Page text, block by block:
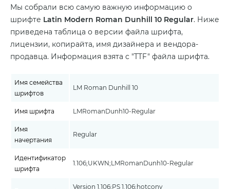
Мы собрали всю самую важную информацию о
шрифте Latin Modern Roman Dunhill 10 Regular. Ниже
приведена таблица о версии файла шрифта,
лицензии, копирайта, имя дизайнера и вендора-
продавца. Информация взята с "TTF" файла шрифта.
Имя семейства
шрифтов
LM Roman Dunhill 10
Имя шрифта LMRomanDunh10-Regular
Имя
начертания
Regular
Идентификатор
шрифта
1.106;UKWN;LMRomanDunh10-Regular
Version 1.106;PS 1.106;hotconv